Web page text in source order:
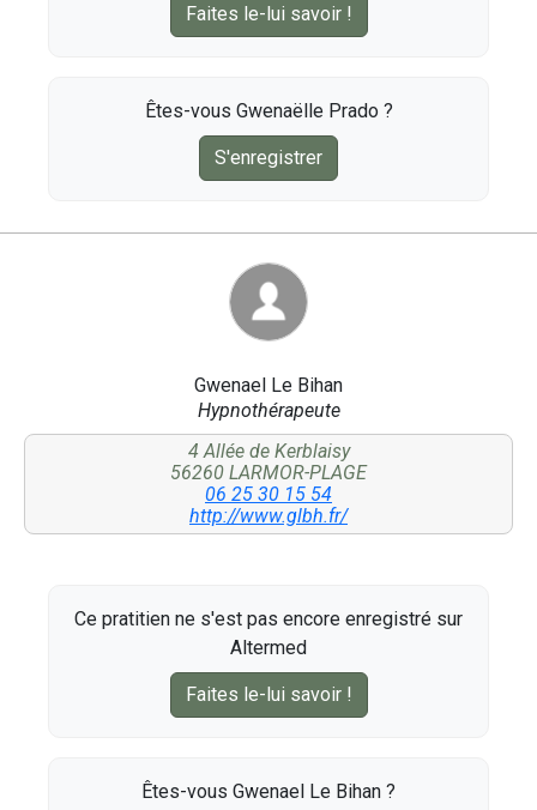
Faites le-lui savoir !
Êtes-vous Gwenaëlle Prado ?
S'enregistrer
Gwenael Le Bihan
Hypnothérapeute
4 Allée de Kerblaisy
56260 LARMOR-PLAGE
06 25 30 15 54
http://www.glbh.fr/
Ce pratitien ne s'est pas encore enregistré sur
Altermed
Faites le-lui savoir !
Êtes-vous Gwenael Le Bihan ?